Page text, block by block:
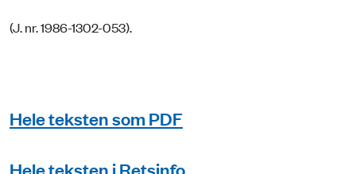
(J. nr. 1986-1302-053).
Hele teksten som PDF
Hele teksten i Retsinfo